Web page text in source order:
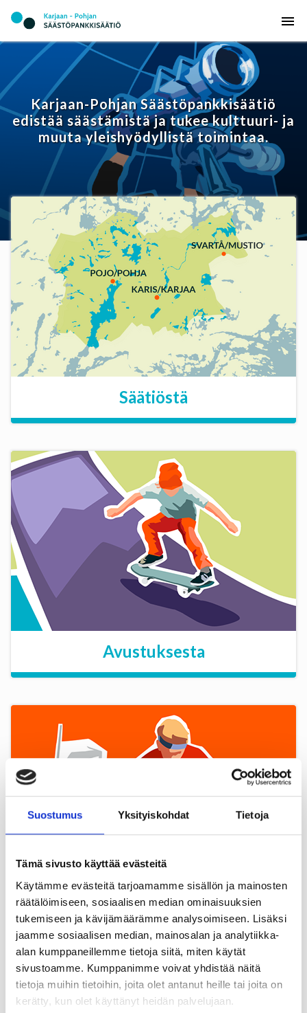
Suostumus Yksityiskohdat Tietoja
Tämä sivusto käyttää evästeitä
Käytämme evästeitä tarjoamamme sisällön ja mainosten
räätälöimiseen, sosiaalisen median ominaisuuksien
tukemiseen ja kävijämäärämme analysoimiseen. Lisäksi
jaamme sosiaalisen median, mainosalan ja analytiikka-
alan kumppaneillemme tietoja siitä, miten käytät
sivustoamme. Kumppanimme voivat yhdistää näitä
tietoja muihin tietoihin, joita olet antanut heille tai joita on
kerätty, kun olet käyttänyt heidän palvelujaan.
Karjaan-Pohjan Säästöpankkisäätiö
edistää säästämistä ja tukee kulttuuri- ja
muuta yleishyödyllistä toimintaa.
Säätiöstä
Avustuksesta
Historia